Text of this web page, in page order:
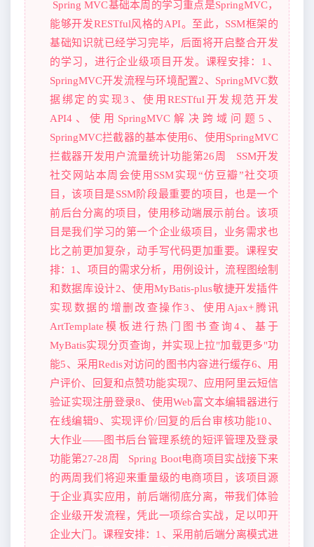
Spring MVC基础本周的学习重点是SpringMVC，
能够开发RESTful风格的API。至此，SSM框架的
基础知识就已经学习完毕，后面将开启整合开发
的学习，进行企业级项目开发。课程安排：1、
SpringMVC开发流程与环境配置2、SpringMVC数
据绑定的实现3、使用RESTful开发规范开发
API4、使用SpringMVC解决跨域问题5、
SpringMVC拦截器的基本使用6、使用SpringMVC
拦截器开发用户流量统计功能第26周 SSM开发
社交网站本周会使用SSM实现“仿豆瓣”社交项
目，该项目是SSM阶段最重要的项目，也是一个
前后台分离的项目，使用移动端展示前台。该项
目是我们学习的第一个企业级项目，业务需求也
比之前更加复杂，动手写代码更加重要。课程安
排：1、项目的需求分析，用例设计，流程图绘制
和数据库设计2、使用MyBatis-plus敏捷开发插件
实现数据的增删改查操作3、使用Ajax+腾讯
ArtTemplate模板进行热门图书查询4、基于
MyBatis实现分页查询，并实现上拉"加载更多"功
能5、采用Redis对访问的图书内容进行缓存6、用
户评价、回复和点赞功能实现7、应用阿里云短信
验证实现注册登录8、使用Web富文本编辑器进行
在线编辑9、实现评价/回复的后台审核功能10、
大作业——图书后台管理系统的短评管理及登录
功能第27-28周 Spring Boot电商项目实战接下来
的两周我们将迎来重量级的电商项目，该项目源
于企业真实应用，前后端彻底分离，带我们体验
企业级开发流程，凭此一项综合实战，足以叩开
企业大门。课程安排：1、采用前后端分离模式进